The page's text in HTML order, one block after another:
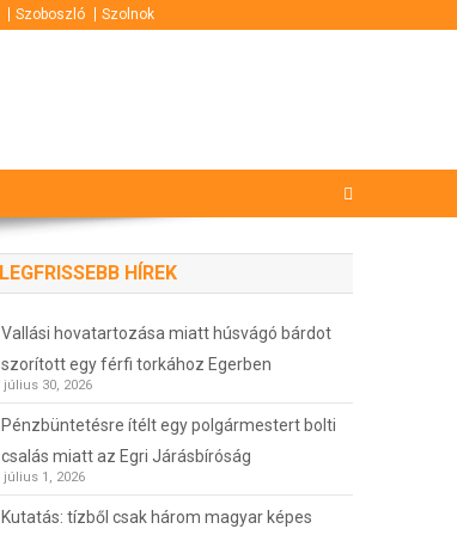
Szoboszló Szolnok
LEGFRISSEBB HÍREK
Vallási hovatartozása miatt húsvágó bárdot
szorított egy férfi torkához Egerben
július 30, 2026
Pénzbüntetésre ítélt egy polgármestert bolti
csalás miatt az Egri Járásbíróság
július 1, 2026
Kutatás: tízből csak három magyar képes